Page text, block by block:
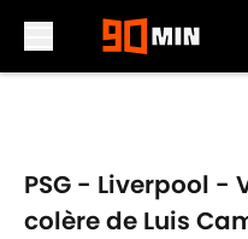
PSG - Liverpool -
colère de Luis